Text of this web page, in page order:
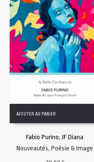
AJOUTER AU PANIER
Fabio Purino, JF Diana
Nouveautés,Poésie & Image